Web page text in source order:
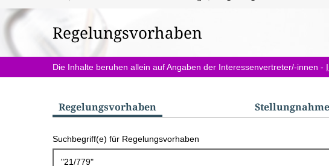
befinden
sich
hier:
Regelungsvorhaben
Die Inhalte beruhen allein auf Angaben der Interessenvertreter/-innen -
S
u
c
Regelungs­vorhaben
Suchbegriff(e) für Regelungsvorhaben